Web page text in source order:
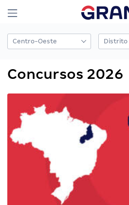
Concursos 2026